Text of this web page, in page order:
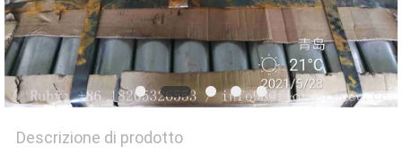
Descrizione di prodotto